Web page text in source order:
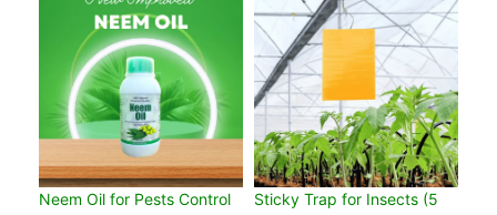
Neem Oil for Pests Control
Sticky Trap for Insects (5